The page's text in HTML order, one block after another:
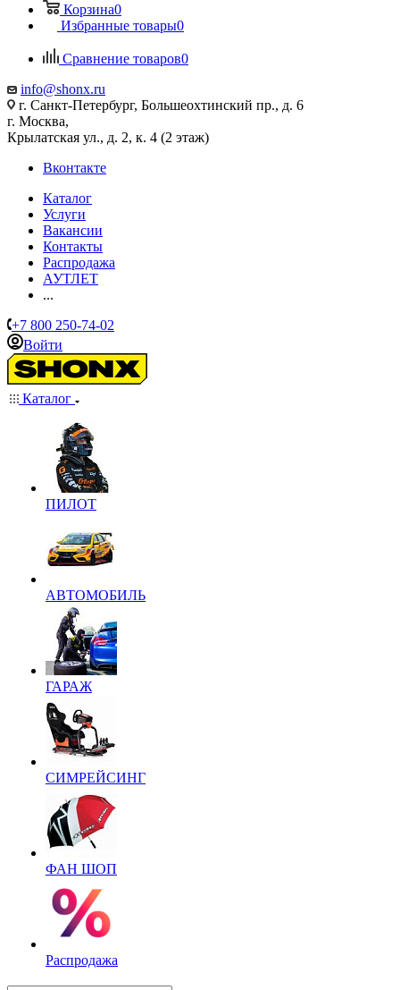
Корзина0
Избранные товары0
Сравнение товаров0
info@shonx.ru
г. Санкт-Петербург, Большеохтинский пр., д. 6
г. Москва,
Крылатская ул., д. 2, к. 4 (2 этаж)
Вконтакте
Каталог
Услуги
Вакансии
Контакты
Распродажа
АУТЛЕТ
...
+7 800 250-74-02
Войти
Каталог
ПИЛОТ
АВТОМОБИЛЬ
ГАРАЖ
СИМРЕЙСИНГ
ФАН ШОП
Распродажа